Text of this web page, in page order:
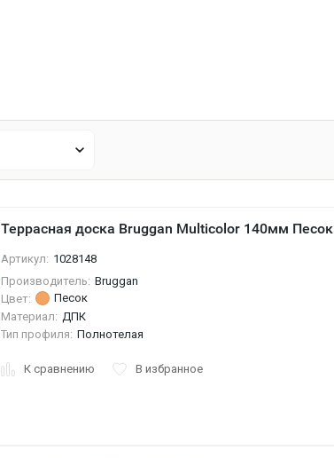
Террасная доска Bruggan Multicolor 140мм Песок
Артикул: 1028148
Производитель: Bruggan
Цвет:
Песок
Материал: ДПК
Тип профиля: Полнотелая
К сравнению В избранное